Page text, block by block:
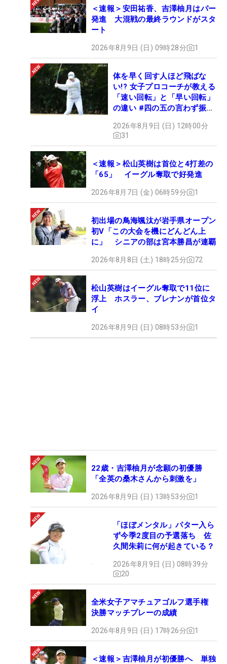
＜速報＞安田祐香、吉澤柚月はパー
発進 大混戦の最終ラウンドがスタ
ート
2026年8月9日 (日) 09時28分 1
体を早く回す人ほど飛ばな
い!? 女子プロコーチが教える
「速い回転」と「早い回転」
の違い #四の五の言わず振り
2026年8月9日 (日) 12時00分
31
＜速報＞松山英樹は首位と4打差の
「65」 イーグル奪取で好発進
2026年8月7日 (金) 06時59分 1
初出場の鳥海颯汰が岩手県オープン
初V「この大会を機にどんどん上
に」 シニアの部は宮本勝昌が連覇
2026年8月8日 (土) 18時25分 72
松山英樹はイーグル奪取で11位に
浮上 ホスラー、ブレナンが首位タ
イ
2026年8月9日 (日) 08時53分 1
22歳・吉澤柚月が念願の初優勝
「全英の桑木さんから刺激を」
2026年8月9日 (日) 13時53分 1
「ほぼメンタル」パター入ら
ず今季2度目の予選落ち 佐
久間朱莉に何が起きている？
2026年8月9日 (日) 08時39分
20
全米女子アマチュアゴルフ選手権
決勝マッチプレーの成績
2026年8月9日 (日) 17時26分 1
＜速報＞吉澤柚月が初優勝へ 単独